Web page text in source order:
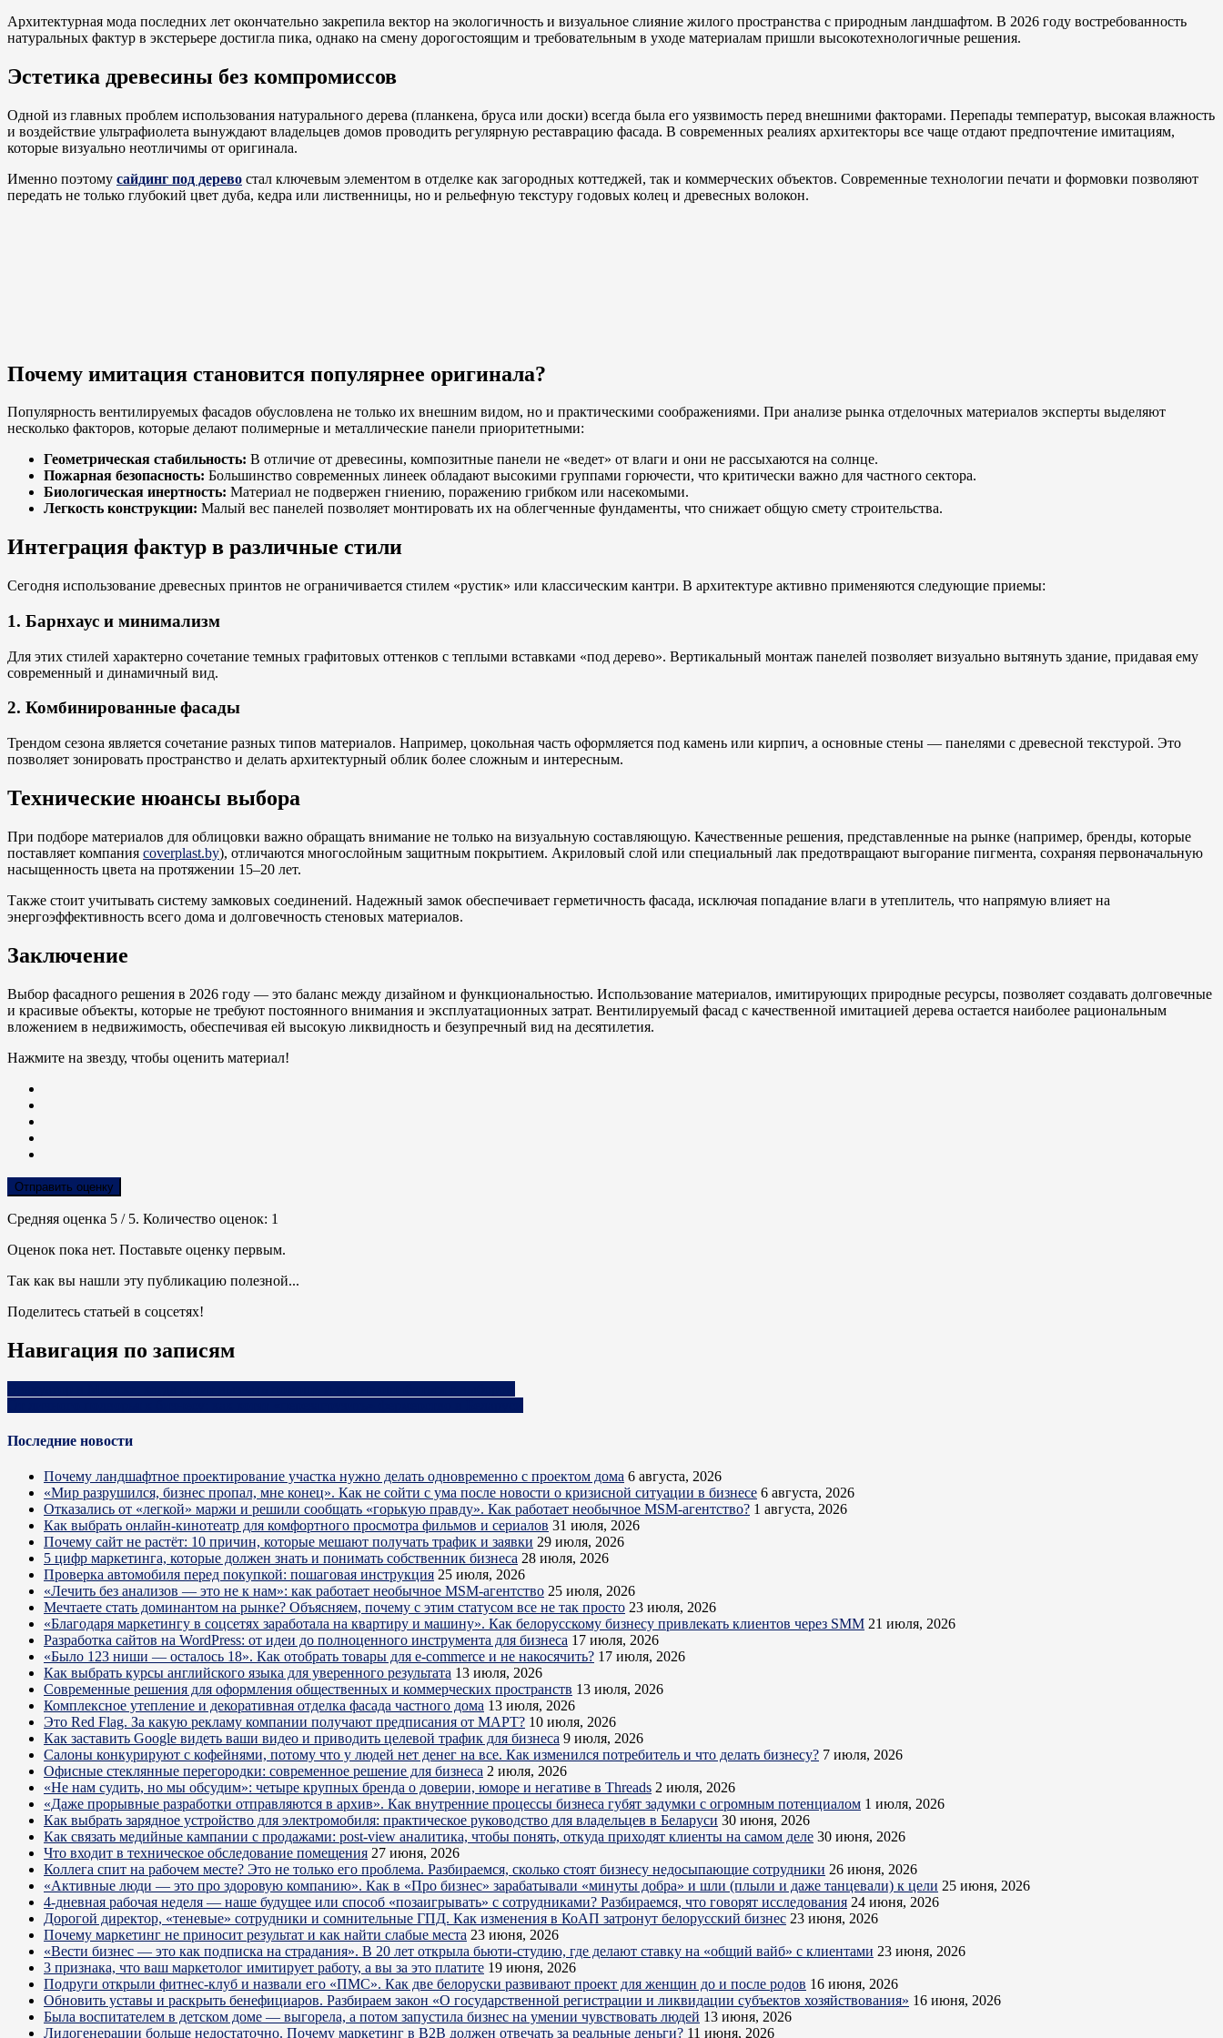
Архитектурная мода последних лет окончательно закрепила вектор на экологичность и визуальное слияние жилого пространства с природным ландшафтом. В 2026 году востребованность
натуральных фактур в экстерьере достигла пика, однако на смену дорогостоящим и требовательным в уходе материалам пришли высокотехнологичные решения.
Эстетика древесины без компромиссов
Одной из главных проблем использования натурального дерева (планкена, бруса или доски) всегда была его уязвимость перед внешними факторами. Перепады температур, высокая влажность
и воздействие ультрафиолета вынуждают владельцев домов проводить регулярную реставрацию фасада. В современных реалиях архитекторы все чаще отдают предпочтение имитациям,
которые визуально неотличимы от оригинала.
Именно поэтому сайдинг под дерево стал ключевым элементом в отделке как загородных коттеджей, так и коммерческих объектов. Современные технологии печати и формовки позволяют
передать не только глубокий цвет дуба, кедра или лиственницы, но и рельефную текстуру годовых колец и древесных волокон.
Почему имитация становится популярнее оригинала?
Популярность вентилируемых фасадов обусловлена не только их внешним видом, но и практическими соображениями. При анализе рынка отделочных материалов эксперты выделяют
несколько факторов, которые делают полимерные и металлические панели приоритетными:
Геометрическая стабильность: В отличие от древесины, композитные панели не «ведет» от влаги и они не рассыхаются на солнце.
Пожарная безопасность: Большинство современных линеек обладают высокими группами горючести, что критически важно для частного сектора.
Биологическая инертность: Материал не подвержен гниению, поражению грибком или насекомыми.
Легкость конструкции: Малый вес панелей позволяет монтировать их на облегченные фундаменты, что снижает общую смету строительства.
Интеграция фактур в различные стили
Сегодня использование древесных принтов не ограничивается стилем «рустик» или классическим кантри. В архитектуре активно применяются следующие приемы:
1. Барнхаус и минимализм
Для этих стилей характерно сочетание темных графитовых оттенков с теплыми вставками «под дерево». Вертикальный монтаж панелей позволяет визуально вытянуть здание, придавая ему
современный и динамичный вид.
2. Комбинированные фасады
Трендом сезона является сочетание разных типов материалов. Например, цокольная часть оформляется под камень или кирпич, а основные стены — панелями с древесной текстурой. Это
позволяет зонировать пространство и делать архитектурный облик более сложным и интересным.
Технические нюансы выбора
При подборе материалов для облицовки важно обращать внимание не только на визуальную составляющую. Качественные решения, представленные на рынке (например, бренды, которые
поставляет компания coverplast.by), отличаются многослойным защитным покрытием. Акриловый слой или специальный лак предотвращают выгорание пигмента, сохраняя первоначальную
насыщенность цвета на протяжении 15–20 лет.
Также стоит учитывать систему замковых соединений. Надежный замок обеспечивает герметичность фасада, исключая попадание влаги в утеплитель, что напрямую влияет на
энергоэффективность всего дома и долговечность стеновых материалов.
Заключение
Выбор фасадного решения в 2026 году — это баланс между дизайном и функциональностью. Использование материалов, имитирующих природные ресурсы, позволяет создавать долговечные
и красивые объекты, которые не требуют постоянного внимания и эксплуатационных затрат. Вентилируемый фасад с качественной имитацией дерева остается наиболее рациональным
вложением в недвижимость, обеспечивая ей высокую ликвидность и безупречный вид на десятилетия.
Нажмите на звезду, чтобы оценить материал!
Отправить оценку
Средняя оценка 5 / 5. Количество оценок: 1
Оценок пока нет. Поставьте оценку первым.
Так как вы нашли эту публикацию полезной...
Поделитесь статьей в соцсетях!
Навигация по записям
Последние новости
Почему ландшафтное проектирование участка нужно делать одновременно с проектом дома 6 августа, 2026
«Мир разрушился, бизнес пропал, мне конец». Как не сойти с ума после новости о кризисной ситуации в бизнесе 6 августа, 2026
Отказались от «легкой» маржи и решили сообщать «горькую правду». Как работает необычное MSM-агентство? 1 августа, 2026
Как выбрать онлайн-кинотеатр для комфортного просмотра фильмов и сериалов 31 июля, 2026
Почему сайт не растёт: 10 причин, которые мешают получать трафик и заявки 29 июля, 2026
5 цифр маркетинга, которые должен знать и понимать собственник бизнеса 28 июля, 2026
Проверка автомобиля перед покупкой: пошаговая инструкция 25 июля, 2026
«Лечить без анализов — это не к нам»: как работает необычное MSM-агентство 25 июля, 2026
Мечтаете стать доминантом на рынке? Объясняем, почему с этим статусом все не так просто 23 июля, 2026
«Благодаря маркетингу в соцсетях заработала на квартиру и машину». Как белорусскому бизнесу привлекать клиентов через SMM 21 июля, 2026
Разработка сайтов на WordPress: от идеи до полноценного инструмента для бизнеса 17 июля, 2026
«Было 123 ниши — осталось 18». Как отобрать товары для e-commerce и не накосячить? 17 июля, 2026
Как выбрать курсы английского языка для уверенного результата 13 июля, 2026
Современные решения для оформления общественных и коммерческих пространств 13 июля, 2026
Комплексное утепление и декоративная отделка фасада частного дома 13 июля, 2026
Это Red Flag. За какую рекламу компании получают предписания от МАРТ? 10 июля, 2026
Как заставить Google видеть ваши видео и приводить целевой трафик для бизнеса 9 июля, 2026
Салоны конкурируют с кофейнями, потому что у людей нет денег на все. Как изменился потребитель и что делать бизнесу? 7 июля, 2026
Офисные стеклянные перегородки: современное решение для бизнеса 2 июля, 2026
«Не нам судить, но мы обсудим»: четыре крупных бренда о доверии, юморе и негативе в Threads 2 июля, 2026
«Даже прорывные разработки отправляются в архив». Как внутренние процессы бизнеса губят задумки с огромным потенциалом 1 июля, 2026
Как выбрать зарядное устройство для электромобиля: практическое руководство для владельцев в Беларуси 30 июня, 2026
Как связать медийные кампании с продажами: post-view аналитика, чтобы понять, откуда приходят клиенты на самом деле 30 июня, 2026
Что входит в техническое обследование помещения 27 июня, 2026
Коллега спит на рабочем месте? Это не только его проблема. Разбираемся, сколько стоят бизнесу недосыпающие сотрудники 26 июня, 2026
«Активные люди — это про здоровую компанию». Как в «Про бизнес» зарабатывали «минуты добра» и шли (плыли и даже танцевали) к цели 25 июня, 2026
4-дневная рабочая неделя — наше будущее или способ «позаигрывать» с сотрудниками? Разбираемся, что говорят исследования 24 июня, 2026
Дорогой директор, «теневые» сотрудники и сомнительные ГПД. Как изменения в КоАП затронут белорусский бизнес 23 июня, 2026
Почему маркетинг не приносит результат и как найти слабые места 23 июня, 2026
«Вести бизнес — это как подписка на страдания». В 20 лет открыла бьюти-студию, где делают ставку на «общий вайб» с клиентами 23 июня, 2026
3 признака, что ваш маркетолог имитирует работу, а вы за это платите 19 июня, 2026
Подруги открыли фитнес-клуб и назвали его «ПМС». Как две белоруски развивают проект для женщин до и после родов 16 июня, 2026
Обновить уставы и раскрыть бенефициаров. Разбираем закон «О государственной регистрации и ликвидации субъектов хозяйствования» 16 июня, 2026
Была воспитателем в детском доме — выгорела, а потом запустила бизнес на умении чувствовать людей 13 июня, 2026
Лидогенерации больше недостаточно. Почему маркетинг в B2B должен отвечать за реальные деньги? 11 июня, 2026